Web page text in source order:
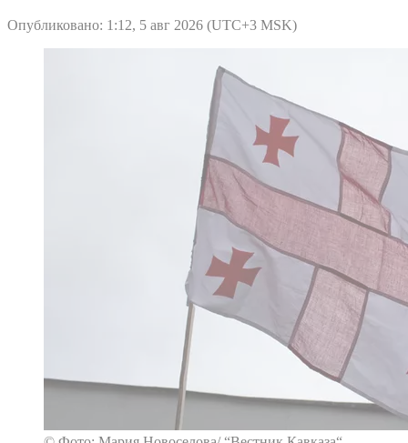
Опубликовано: 1:12, 5 авг 2026 (UTC+3 MSK)